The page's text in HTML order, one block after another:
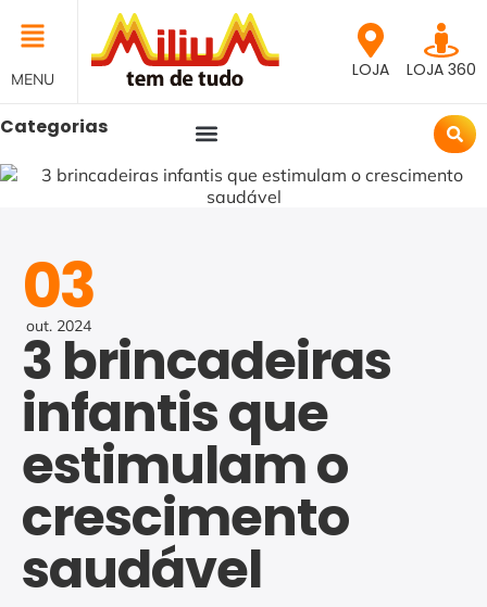
MENU LOJA LOJA 360
Categorias
03
out. 2024
3 brincadeiras
infantis que
estimulam o
crescimento
saudável